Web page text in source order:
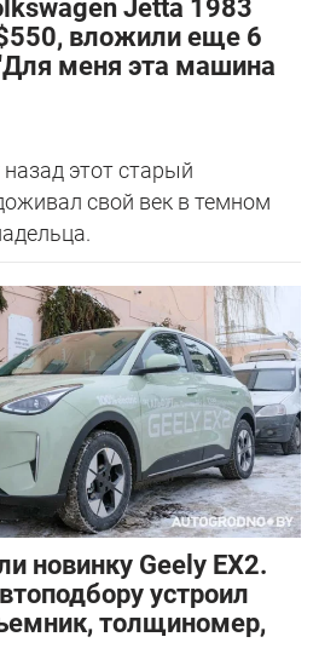
Jetta 1983
вложили еще 6
меня эта машина
назад этот старый
свой век в темном
новинку Geely EX2.
устроил
толщиномер,